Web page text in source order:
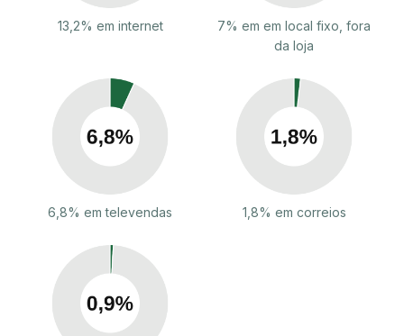
13,2% em internet
7% em em local fixo, fora
da loja
6,8% em televendas 1,8% em correios